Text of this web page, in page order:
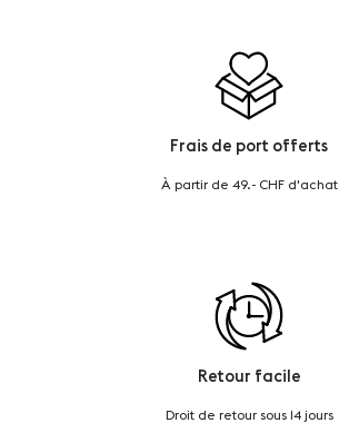
Frais de port offerts
À partir de 49.- CHF d'achat
Retour facile
Droit de retour sous 14 jours